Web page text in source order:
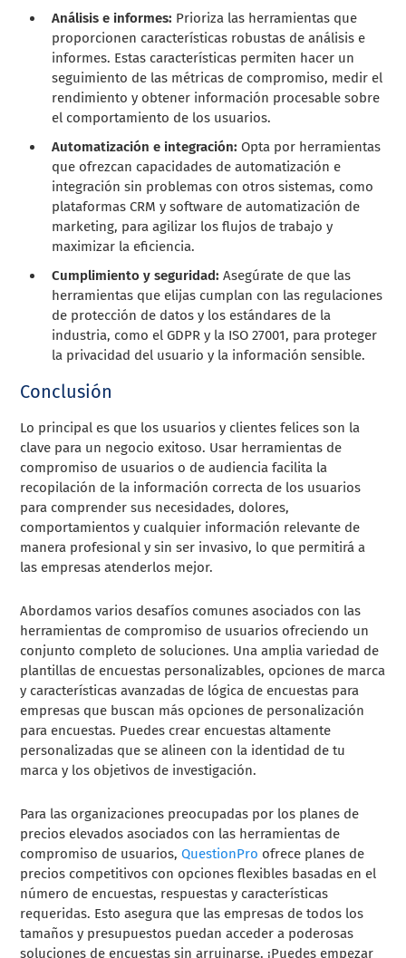
Análisis e informes: Prioriza las herramientas que
proporcionen características robustas de análisis e
informes. Estas características permiten hacer un
seguimiento de las métricas de compromiso, medir el
rendimiento y obtener información procesable sobre
el comportamiento de los usuarios.
Automatización e integración: Opta por herramientas
que ofrezcan capacidades de automatización e
integración sin problemas con otros sistemas, como
plataformas CRM y software de automatización de
marketing, para agilizar los flujos de trabajo y
maximizar la eficiencia.
Cumplimiento y seguridad:Asegúrate de que las
herramientas que elijas cumplan con las regulaciones
de protección de datos y los estándares de la
industria, como el GDPR y la ISO 27001, para proteger
la privacidad del usuario y la información sensible.
Conclusión
Lo principal es que los usuarios y clientes felices son la
clave para un negocio exitoso. Usar herramientas de
compromiso de usuarios o de audiencia facilita la
recopilación de la información correcta de los usuarios
para comprender sus necesidades, dolores,
comportamientos y cualquier información relevante de
manera profesional y sin ser invasivo, lo que permitirá a
las empresas atenderlos mejor.
Abordamos varios desafíos comunes asociados con las
herramientas de compromiso de usuarios ofreciendo un
conjunto completo de soluciones. Una amplia variedad de
plantillas de encuestas personalizables, opciones de marca
y características avanzadas de lógica de encuestas para
empresas que buscan más opciones de personalización
para encuestas. Puedes crear encuestas altamente
personalizadas que se alineen con la identidad de tu
marca y los objetivos de investigación.
Para las organizaciones preocupadas por los planes de
precios elevados asociados con las herramientas de
compromiso de usuarios,QuestionPro ofrece planes de
precios competitivos con opciones flexibles basadas en el
número de encuestas, respuestas y características
requeridas. Esto asegura que las empresas de todos los
tamaños y presupuestos puedan acceder a poderosas
soluciones de encuestas sin arruinarse. ¡Puedes empezar